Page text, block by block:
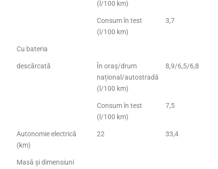
(l/100 km)
Consum în test
(l/100 km)
3,7
Cu bateria
descărcată
În oraș/drum
național/autostradă
(l/100 km)
8,9/6,5/6,8
Consum în test
(l/100 km)
7,5
Autonomie electrică
(km)
22 33,4
Masă și dimensiuni